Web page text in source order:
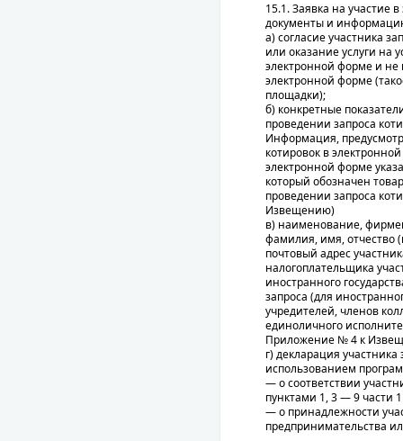
15.1. Заявка на участие
документы и
а) согласие участника
или оказание услуги на
электронной форме и не
электронной форме
площадки);
б) конкретные
проведении запроса
Информация,
котировок в
электронной форме
который обозначен
проведении запроса
Извещению)
в) наименование,
фамилия, имя, отчество
почтовый адрес
налогоплательщика
иностранного
запроса (для
учредителей, членов
единоличного
Приложение № 4 к
г) декларация
использованием
— о соответствии
пунктами 1, 3 — 9 части
— о принадлежности
предпринимательства